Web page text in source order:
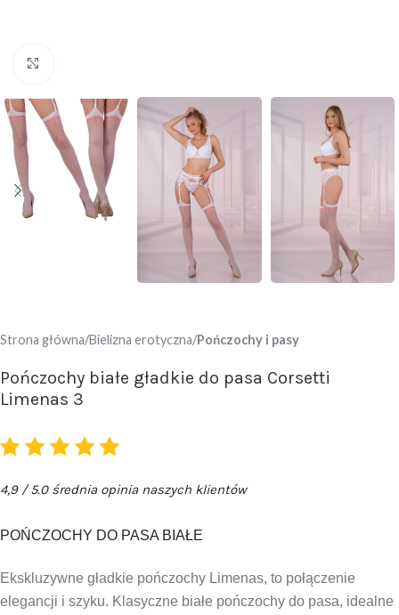
Strona główna Bielizna erotyczna Pończochy i pasy
Pończochy białe gładkie do pasa Corsetti
Limenas 3
4,9 / 5.0 średnia opinia naszych klientów
POŃCZOCHY DO PASA BIAŁE
Ekskluzywne gładkie pończochy Limenas, to połączenie
elegancji i szyku. Klasyczne białe pończochy do pasa, idealne